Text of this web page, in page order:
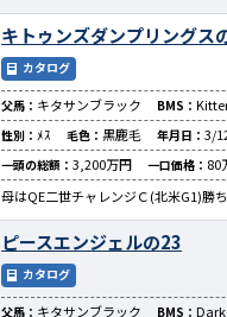
キトゥンズダンプリングス
カタログ
父馬： キタサンブラック BMS：
性別： ﾒｽ 毛色： 黒鹿毛 年月日： 3/
一頭の総額： 3,200万円 一口価格： 80
母はQE二世チャレンジＣ(北米G1)勝
ピースエンジェルの23
カタログ
父馬： キタサンブラック BMS：